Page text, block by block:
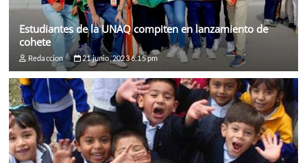
Estudiantes de la UNAQ compiten en lanzamiento de
cohete
Redaccion 21 junio, 2023 6:15 pm